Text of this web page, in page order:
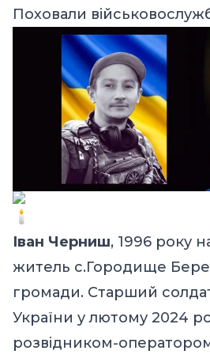
Поховали
Іван Черниш, 1996 року
житель с.Городище
громади. Старший
України у лютому 2024
розвідником-